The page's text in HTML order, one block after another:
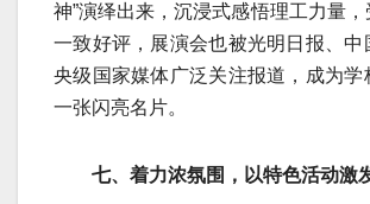
神”演绎出来，沉浸式感悟理工力量
一致好评，展演会也被光明日报、中
央级国家媒体广泛关注报道，成为学
一张闪亮名片。
七、着力浓氛围，以特色活动激